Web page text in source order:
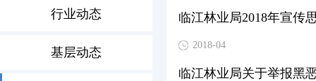
行业动态
基层动态
临江林业局2018年宣传
2018-04
临江林业局关于举报黑